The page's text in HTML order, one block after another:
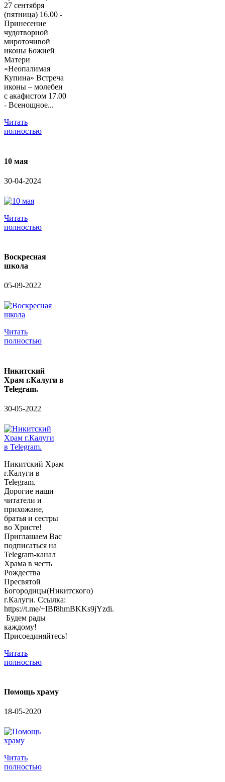
27 сентября
(пятница) 16.00 -
Принесение
чудотворной
мироточивой
иконы Божией
Матери
«Неопалимая
Купина» Встреча
иконы – молебен
с акафистом 17.00
- Всенощное...
Читать
полностью
10 мая
30-04-2024
Читать
полностью
Воскресная
школа
05-09-2022
Читать
полностью
Никитский
Храм г.Калуги в
Telegram.
30-05-2022
Никитский Храм
г.Калуги в
Telegram.
Дорогие наши
читатели и
прихожане,
братья и сестры
во Христе!
Приглашаем Вас
подписаться на
Telegram-канал
Храма в честь
Рождества
Пресвятой
Богородицы(Никитского)
г.Калуги. Ссылка:
https://t.me/+IBf8hmBKKs9jYzdi.
Будем рады
каждому!
Присоединяйтесь!
Читать
полностью
Помощь храму
18-05-2020
Читать
полностью